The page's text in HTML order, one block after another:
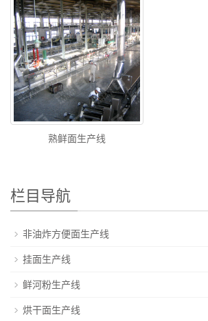
熟鲜面生产线
栏目导航
非油炸方便面生产线
挂面生产线
鲜河粉生产线
烘干面生产线